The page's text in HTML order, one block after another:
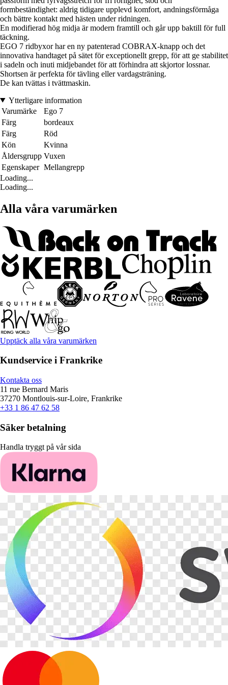
formbeständighet: aldrig tidigare upplevd komfort, andningsförmåga
och bättre kontakt med hästen under ridningen.
En modifierad hög midja är modern framtill och går upp baktill för full
täckning.
EGO 7 ridbyxor har en ny patenterad COBRAX-knapp och det
innovativa handtaget på sätet för exceptionellt grepp, för att ge stabilitet
i sadeln och inuti midjebandet för att förhindra att skjortor lossnar.
Shortsen är perfekta för tävling eller vardagsträning.
De kan tvättas i tvättmaskin.
Ytterligare information
Varumärke
Ego 7
Färg
bordeaux
Färg
Röd
Kön
Kvinna
Åldersgrupp Vuxen
Egenskaper Mellangrepp
Loading...
Loading...
Alla våra varumärken
Upptäck alla våra varumärken
Kundservice i Frankrike
Kontakta oss
11 rue Bernard Maris
37270 Montlouis-sur-Loire, Frankrike
+33 1 86 47 62 58
Säker betalning
Handla tryggt på vår sida